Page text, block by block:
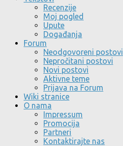
Recenzije
Moj pogled
Upute
Događanja
Forum
Neodgovoreni postovi
Nepročitani postovi
Novi postovi
Aktivne teme
Prijava na Forum
Wiki stranice
O nama
Impressum
Promocija
Partneri
Kontaktirajte nas